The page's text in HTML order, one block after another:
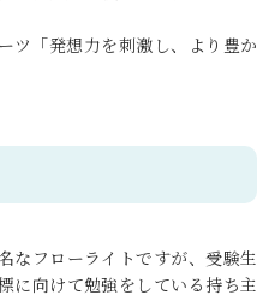
ツ「発想力を刺激し、より豊か
なフローライトですが、受験生
に向けて勉強をしている持ち主